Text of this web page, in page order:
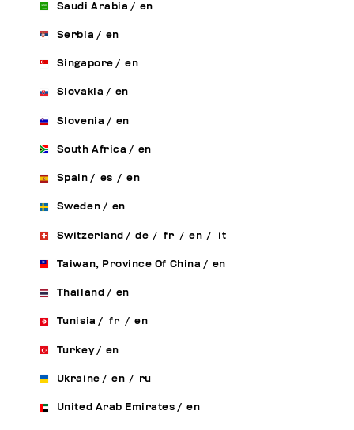
Saudi Arabia / en
Serbia / en
Singapore / en
Slovakia / en
Slovenia / en
South Africa / en
Spain / es / en
Sweden / en
Switzerland / de / fr / en / it
Taiwan, Province Of China / en
Thailand / en
Tunisia / fr / en
Turkey / en
Ukraine / en / ru
United Arab Emirates / en